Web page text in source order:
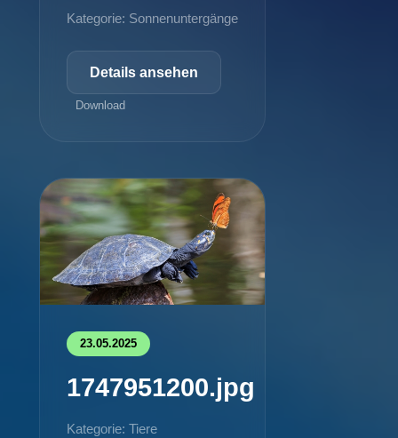
Kategorie: Sonnenuntergänge
Details ansehen
Download
23.05.2025
1747951200.jpg
Kategorie: Tiere